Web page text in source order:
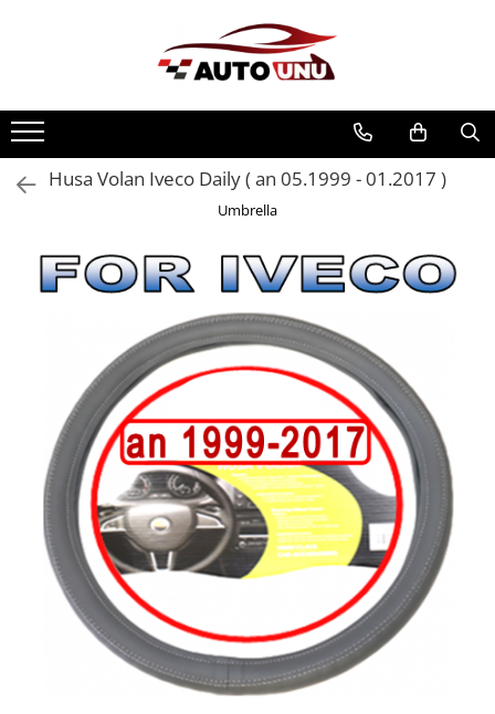
Husa Volan Iveco Daily ( an 05.1999 - 01.2017 )
Umbrella